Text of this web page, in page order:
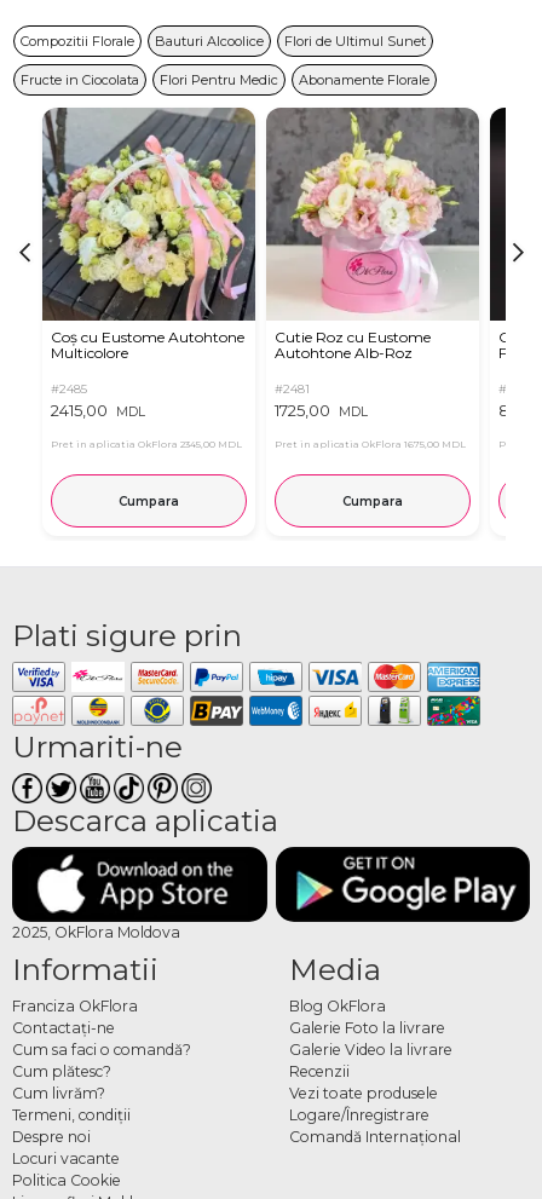
Compozitii Florale Bauturi Alcoolice Flori de Ultimul Sunet
Fructe in Ciocolata Flori Pentru Medic Abonamente Florale
Coș cu Eustome Autohtone
Multicolore
#2485
2415,00 MDL
Pret in aplicatia OkFlora 2345,00 MDL
Cumpara
Cutie Roz cu Eustome
Autohtone Alb-Roz
#2481
1725,00 MDL
Pret in aplicatia OkFlora 1675,00 MDL
Cumpara
Cutie
#2854
Pret in
Plati sigure prin
Urmariti-ne
Descarca aplicatia
2025, OkFlora Moldova
Informatii
Franciza OkFlora
Contactaţi-ne
Cum sa faci o comandă?
Cum plătesc?
Cum livrăm?
Termeni, condiţii
Despre noi
Locuri vacante
Politica Cookie
Media
Blog OkFlora
Galerie Foto la livrare
Galerie Video la livrare
Recenzii
Vezi toate produsele
Logare/Înregistrare
Comandă Internațional